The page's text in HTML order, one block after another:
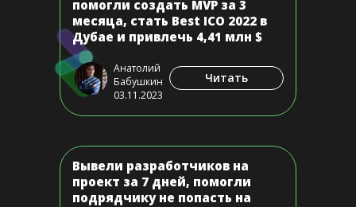
помогли создать MVP за 3
месяца, стать Best ICO 2022 в
Дубае и привлечь 4,41 млн $
Анатолий
Бабушкин
03.11.2023
Читать
Вывели разработчиков на
проект за 7 дней, помогли
подрядчику не попасть на